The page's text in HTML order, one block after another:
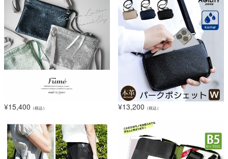
¥15,400 （税込） ¥13,200 （税込）